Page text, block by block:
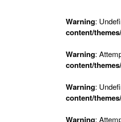
Warning:
content/
Warning:
content/
Warning:
content/
Warning: